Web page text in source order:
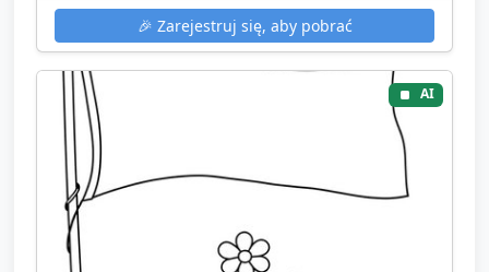
🎉 Zarejestruj się, aby pobrać
AI